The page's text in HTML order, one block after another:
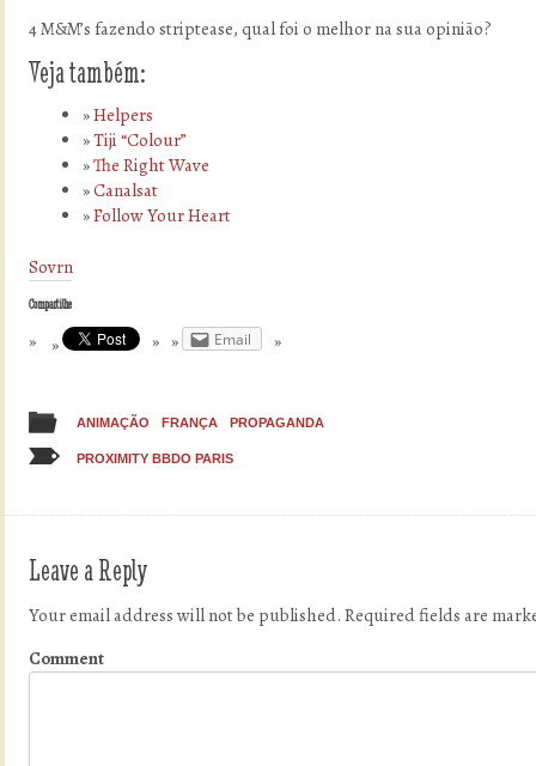
4 M&M’s fazendo striptease, qual foi o melhor na sua opinião?
Veja também:
Helpers
Tiji “Colour”
The Right Wave
Canalsat
Follow Your Heart
Sovrn
Compartilhe
Email
ANIMAÇÃO FRANÇA PROPAGANDA
PROXIMITY BBDO PARIS
Leave a Reply
Your email address will not be published. Required fields are
Comment